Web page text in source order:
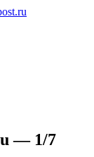
— 1/7